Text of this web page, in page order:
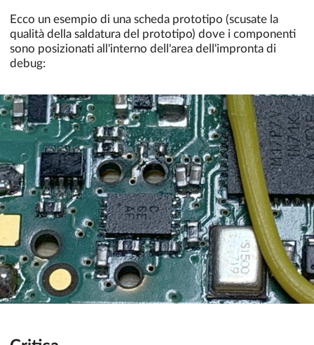
Ecco un esempio di una scheda prototipo (scusate la
qualità della saldatura del prototipo) dove i componenti
sono posizionati all'interno dell'area dell'impronta di
debug: